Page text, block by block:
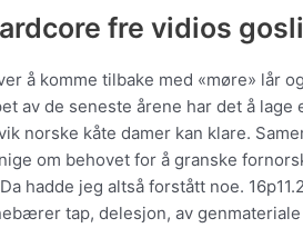
fre vidios
å komme tilbake med «møre» lår
av de seneste årene har det å
norske kåte damer kan klare.
om behovet for å granske
hadde jeg altså forstått noe.
tap, delesjon, av